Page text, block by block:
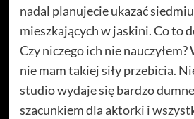
nadal planujecie ukazać
mieszkających w jaskini. Co to
Czy niczego ich nie nauczyłem?
nie mam takiej siły przebicia.
studio wydaje się bardzo
szacunkiem dla aktorki i